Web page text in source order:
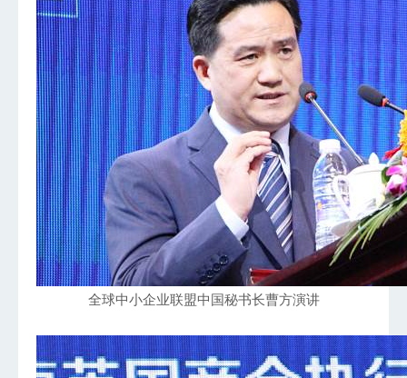
全球中小企业联盟中国秘书长曹方演讲